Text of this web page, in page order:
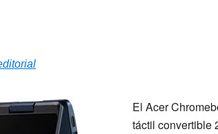
El Acer
táctil convertible